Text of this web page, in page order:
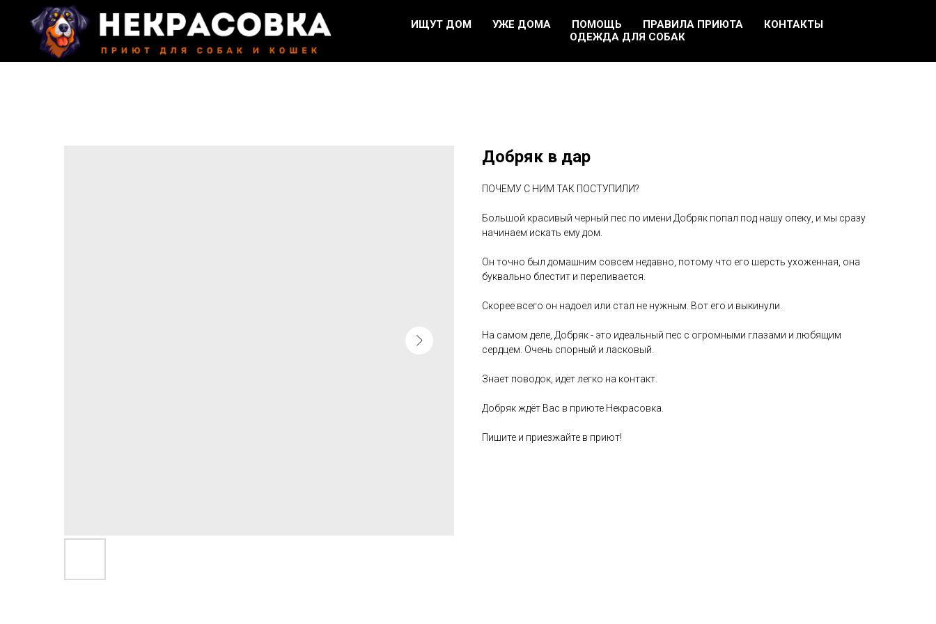
ИЩУТ ДОМ УЖЕ ДОМА ПОМОЩЬ ПРАВИЛА ПРИЮТА
КОНТАКТЫ
ОДЕЖДА ДЛЯ СОБАК
Добряк в дар
ПОЧЕМУ С НИМ ТАК ПОСТУПИЛИ?
Большой красивый черный пес по имени Добряк попал под нашу опеку, и мы сразу
начинаем искать ему дом.
Он точно был домашним совсем недавно, потому что его шерсть ухоженная, она
буквально блестит и переливается.
Скорее всего он надоел или стал не нужным. Вот его и выкинули.
На самом деле, Добряк - это идеальный пес с огромными глазами и любящим
сердцем. Очень спорный и ласковый.
Знает поводок, идет легко на контакт.
Добряк ждёт Вас в приюте Некрасовка.
Пишите и приезжайте в приют!